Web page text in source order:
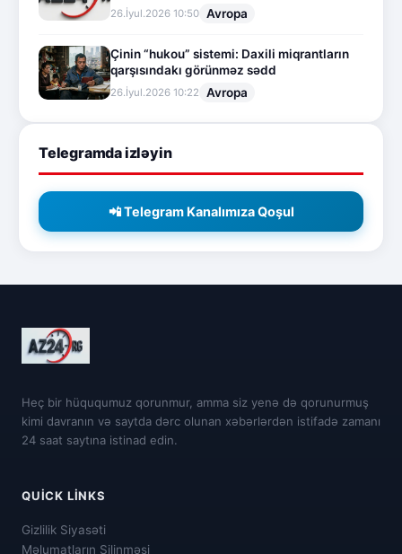
26.İyul.2026 10:50 Avropa
Çinin “hukou” sistemi: Daxili miqrantların
qarşısındakı görünməz sədd
26.İyul.2026 10:22 Avropa
Telegramda izləyin
📲 Telegram Kanalımıza Qoşul
Heç bir hüququmuz qorunmur, amma siz yenə də qorunurmuş
kimi davranın və saytda dərc olunan xəbərlərdən istifadə zamanı
24 saat saytına istinad edin.
QUICK LINKS
Gizlilik Siyasəti
Məlumatların Silinməsi